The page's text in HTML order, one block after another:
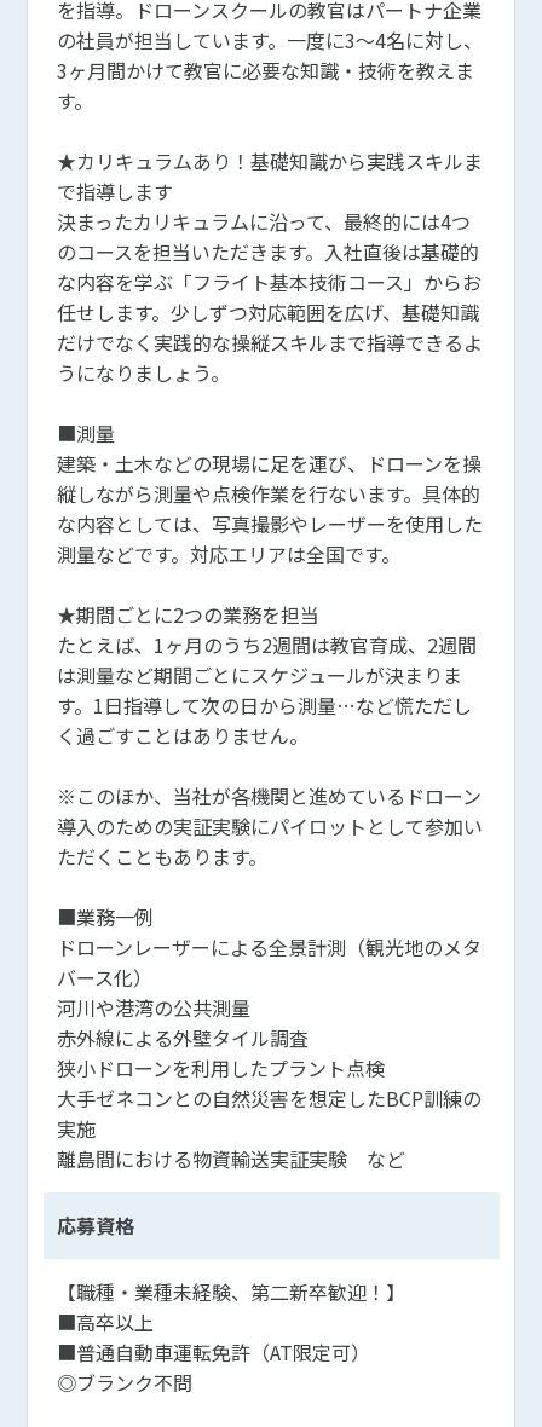
を指導。ドローンスクールの教官はパートナ企業
の社員が担当しています。一度に3～4名に対し、
3ヶ月間かけて教官に必要な知識・技術を教えま
す。
★カリキュラムあり！基礎知識から実践スキルま
で指導します
決まったカリキュラムに沿って、最終的には4つ
のコースを担当いただきます。入社直後は基礎的
な内容を学ぶ「フライト基本技術コース」からお
任せします。少しずつ対応範囲を広げ、基礎知識
だけでなく実践的な操縦スキルまで指導できるよ
うになりましょう。
■測量
建築・土木などの現場に足を運び、ドローンを操
縦しながら測量や点検作業を行ないます。具体的
な内容としては、写真撮影やレーザーを使用した
測量などです。対応エリアは全国です。
★期間ごとに2つの業務を担当
たとえば、1ヶ月のうち2週間は教官育成、2週間
は測量など期間ごとにスケジュールが決まりま
す。1日指導して次の日から測量…など慌ただし
く過ごすことはありません。
※このほか、当社が各機関と進めているドローン
導入のための実証実験にパイロットとして参加い
ただくこともあります。
■業務一例
ドローンレーザーによる全景計測（観光地のメタ
バース化）
河川や港湾の公共測量
赤外線による外壁タイル調査
狭小ドローンを利用したプラント点検
大手ゼネコンとの自然災害を想定したBCP訓練の
実施
離島間における物資輸送実証実験 など
応募資格
【職種・業種未経験、第二新卒歓迎！】
■高卒以上
■普通自動車運転免許（AT限定可）
◎ブランク不問